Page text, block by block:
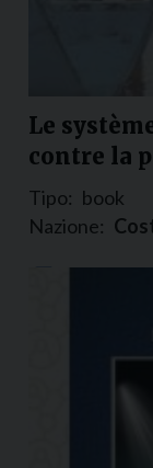
Le
contre la
Tipo: book
Nazione: